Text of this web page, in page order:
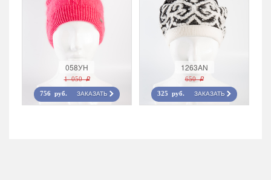
058УН
1 050 r
756 руб. ЗАКАЗАТЬ
1263AN
650 r
325 руб. ЗАКАЗАТЬ